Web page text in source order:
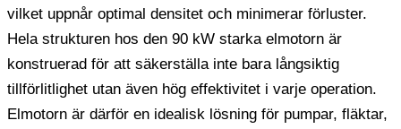
vilket uppnår optimal densitet och minimerar förluster.
Hela strukturen hos den 90 kW starka elmotorn är
konstruerad för att säkerställa inte bara långsiktig
tillförlitlighet utan även hög effektivitet i varje operation.
Elmotorn är därför en idealisk lösning för pumpar, fläktar,